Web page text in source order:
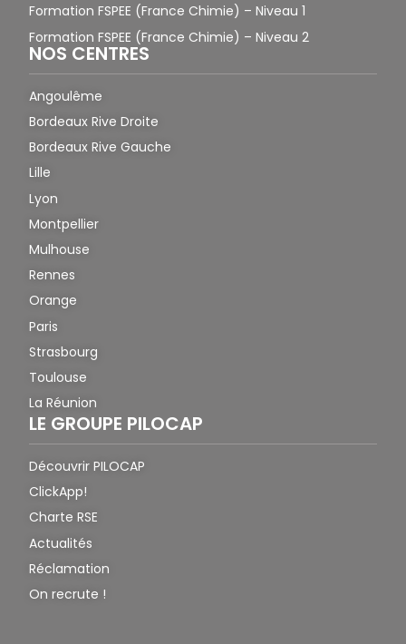
Formation FSPEE (France Chimie) – Niveau 1
Formation FSPEE (France Chimie) – Niveau 2
NOS CENTRES
Angoulême
Bordeaux Rive Droite
Bordeaux Rive Gauche
Lille
Lyon
Montpellier
Mulhouse
Rennes
Orange
Paris
Strasbourg
Toulouse
La Réunion
LE GROUPE PILOCAP
Découvrir PILOCAP
ClickApp!
Charte RSE
Actualités
Réclamation
On recrute !